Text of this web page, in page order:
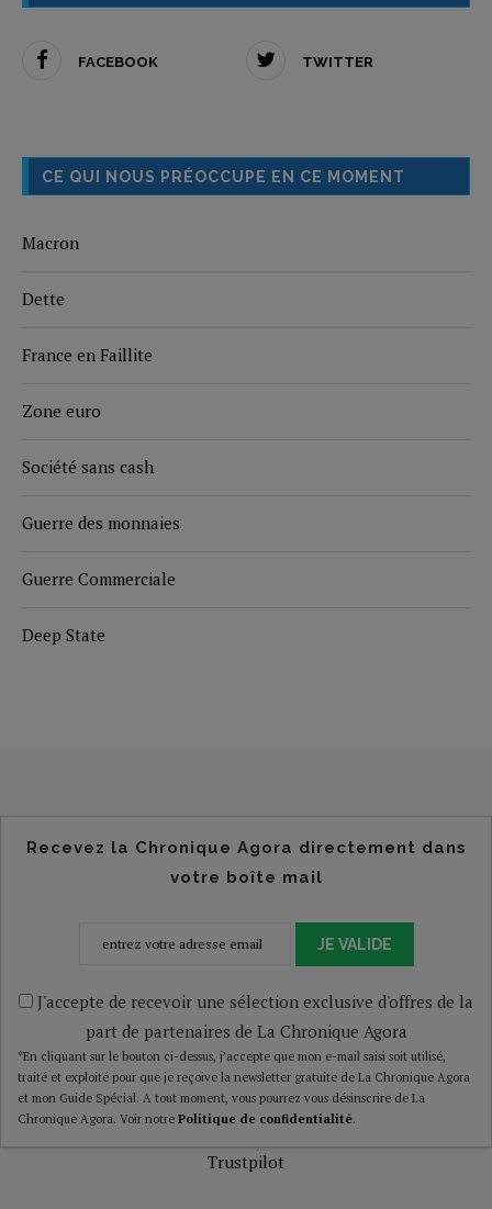
FACEBOOK TWITTER
CE QUI NOUS PRÉOCCUPE EN CE MOMENT
Macron
Dette
France en Faillite
Zone euro
Société sans cash
Guerre des monnaies
Guerre Commerciale
Deep State
Recevez la Chronique Agora directement dans
votre boîte mail
JE VALIDE
J'accepte de recevoir une sélection exclusive d'offres de la
part de partenaires de La Chronique Agora
*En cliquant sur le bouton ci-dessus, j’accepte que mon e-mail saisi soit utilisé,
traité et exploité pour que je reçoive la newsletter gratuite de La Chronique Agora
et mon Guide Spécial. A tout moment, vous pourrez vous désinscrire de La
Chronique Agora. Voir notre Politique de confidentialité.
Trustpilot